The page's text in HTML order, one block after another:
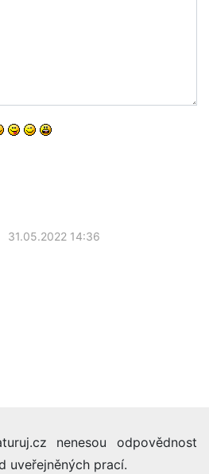
31.05.2022 14:36
nenesou odpovědnost
uveřejněných prací.